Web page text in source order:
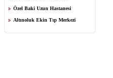
Özel Baki Uzun Hastanesi
Altınoluk Ekin Tıp Merkezi